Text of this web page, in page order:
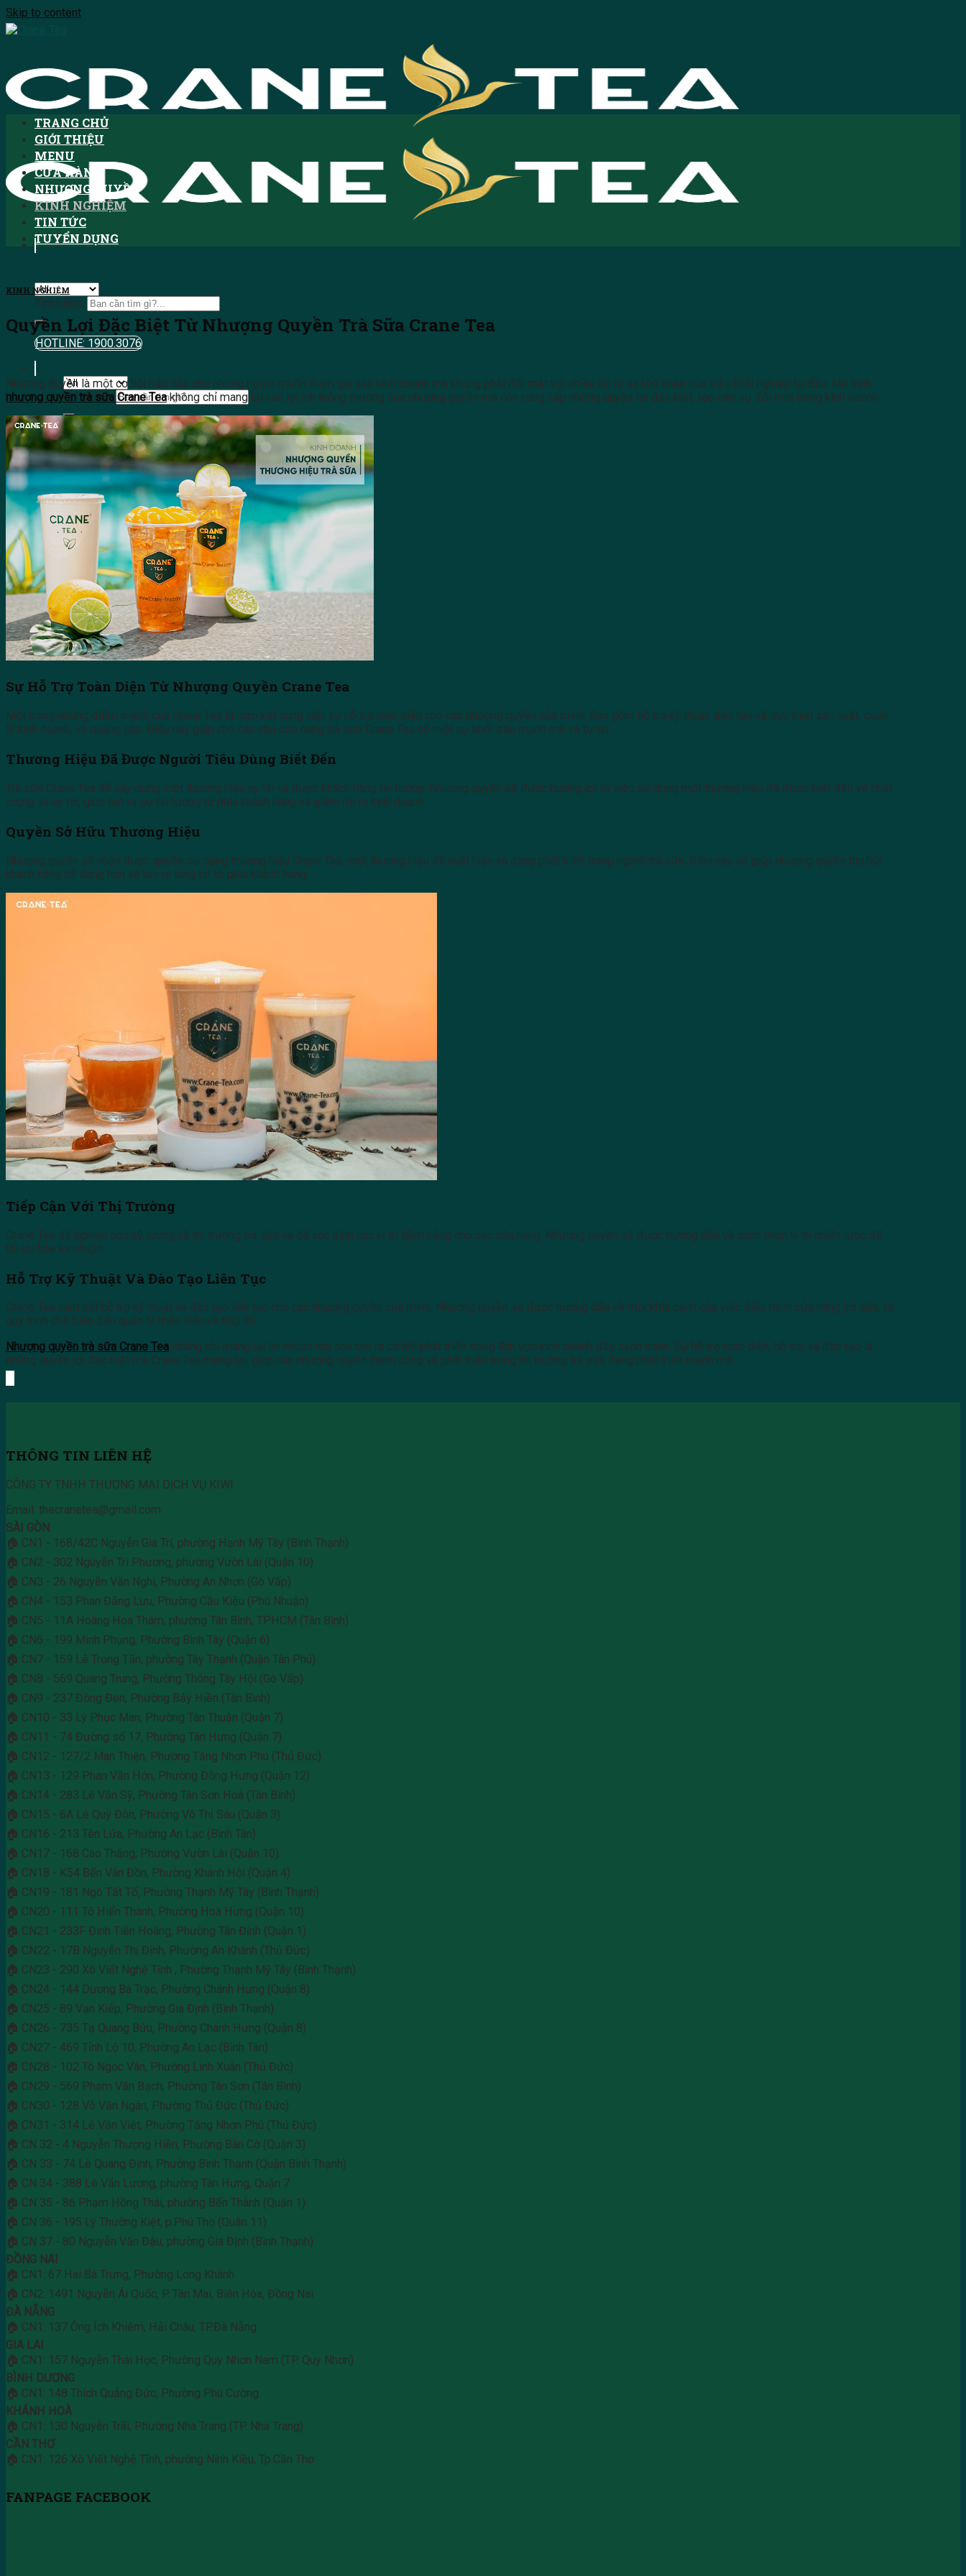
Skip to content
Tìm kiếm:
HOTLINE: 1900.3076
Tìm kiếm:
TRANG CHỦ
GIỚI THIỆU
MENU
CỬA HÀNG
NHƯỢNG QUYỀN
KINH NGHIỆM
TIN TỨC
TUYỂN DỤNG
KINH NGHIỆM
Quyền Lợi Đặc Biệt Từ Nhượng Quyền Trà Sữa Crane Tea
Nhượng quyền là một cơ hội hấp dẫn cho những người muốn tham gia vào kinh doanh mà không phải đối mặt với nhiều rủi ro và khó khăn của việc khởi nghiệp từ đầu. Mô hình
nhượng quyền trà sữa Crane Teakhông chỉ mang lại các lợi ích thông thường của nhượng quyền mà còn cung cấp những quyền lợi đặc biệt, tạo nên sự đổi mới trong kinh doanh.
Sự Hỗ Trợ Toàn Diện Từ Nhượng Quyền Crane Tea
Một trong những điểm mạnh của Crane Tea là cam kết cung cấp sự hỗ trợ toàn diện cho các nhượng quyền của mình. Bao gồm hỗ trợ kỹ thuật, đào tạo về quy trình sản xuất, quản
lý kinh doanh, và quảng cáo. Điều này giúp cho các chủ cửa hàng trà sữa Crane Tea có một sự khởi đầu mạnh mẽ và tự tin.
Thương Hiệu Đã Được Người Tiêu Dùng Biết Đến
Trà sữa Crane Tea đã xây dựng một thương hiệu uy tín và được khách hàng tin tưởng. Nhượng quyền sẽ được hưởng lợi từ việc sử dụng một thương hiệu đã được biết đến về chất
lượng và uy tín, giúp tạo ra sự tin tưởng từ phía khách hàng và giảm rủi ro kinh doanh.
Quyền Sở Hữu Thương Hiệu
Nhượng quyền sẽ nhận được quyền sử dụng thương hiệu Crane Tea, một thương hiệu đã xuất hiện và đang phát triển trong ngành trà sữa. Điều này sẽ giúp nhượng quyền thu hút
khách hàng dễ dàng hơn và tạo ra lòng tin từ phía khách hàng.
Tiếp Cận Với Thị Trường
Crane Tea đã nghiên cứu kỹ lưỡng về thị trường trà sữa và đã xác định các vị trí tiềm năng cho các cửa hàng. Nhượng quyền sẽ được hướng dẫn về cách chọn vị trí chiến lược để
tối ưu hóa lợi nhuận.
Hỗ Trợ Kỹ Thuật Và Đào Tạo Liên Tục
Crane Tea cam kết hỗ trợ kỹ thuật và đào tạo liên tục cho các nhượng quyền của mình. Nhượng quyền sẽ được hướng dẫn về mọi khía cạnh của việc điều hành cửa hàng trà sữa, từ
quy trình chế biến đến quản lý nhân viên và tiếp thị.
Nhượng quyền trà sữa Crane Tea không chỉ mang lại lợi nhuận mà còn tạo ra cơ hội phát triển trong lĩnh vực kinh doanh đầy cạnh tranh. Sự hỗ trợ toàn diện, hỗ trợ, và đào tạo là
những quyền lợi đặc biệt mà Crane Tea mang lại, giúp các nhượng quyền thành công và phát triển trong thị trường trà sữa đang phát triển mạnh mẽ.
THÔNG TIN LIÊN HỆ
CÔNG TY TNHH THƯƠNG MẠI DỊCH VỤ KIWI
Email: thecranetea@gmail.com
SÀI GÒN
🏠 CN1 - 168/42C Nguyễn Gia Trí, phường Hạnh Mỹ Tây (Bình Thạnh)
🏠 CN2 - 302 Nguyễn Tri Phương, phường Vườn Lài (Quận 10)
🏠 CN3 - 26 Nguyễn Văn Nghi, Phường An Nhơn (Gò Vấp)
🏠 CN4 - 153 Phan Đăng Lưu, Phường Cầu Kiệu (Phú Nhuận)
🏠 CN5 - 11A Hoàng Hoa Thám, phường Tân Bình, TP.HCM (Tân Bình)
🏠 CN6 - 199 Minh Phụng, Phường Bình Tây (Quận 6)
🏠 CN7 - 159 Lê Trọng Tấn, phường Tây Thạnh (Quận Tân Phú)
🏠 CN8 - 569 Quang Trung, Phường Thông Tây Hội (Gò Vấp)
🏠 CN9 - 237 Đồng Đen, Phường Bảy Hiền (Tân Bình)
🏠 CN10 - 33 Lý Phục Man, Phường Tân Thuận (Quận 7)
🏠 CN11 - 74 Đường số 17, Phường Tân Hưng (Quận 7)
🏠 CN12 - 127/2 Man Thiện, Phường Tăng Nhơn Phú (Thủ Đức)
🏠 CN13 - 129 Phan Văn Hớn, Phường Đông Hưng (Quận 12)
🏠 CN14 - 283 Lê Văn Sỹ, Phường Tân Sơn Hoà (Tân Bình)
🏠 CN15 - 6A Lê Quý Đôn, Phường Võ Thị Sáu (Quận 3)
🏠 CN16 - 213 Tên Lửa, Phường An Lạc (Bình Tân)
🏠 CN17 - 168 Cao Thắng, Phường Vườn Lài (Quận 10)
🏠 CN18 - K54 Bến Vân Đồn, Phường Khánh Hội (Quận 4)
🏠 CN19 - 181 Ngô Tất Tố, Phường Thạnh Mỹ Tây (Bình Thạnh)
🏠 CN20 - 111 Tô Hiến Thành, Phường Hoà Hưng (Quận 10)
🏠 CN21 - 233F Đinh Tiên Hoàng, Phường Tân Định (Quận 1)
🏠 CN22 - 17B Nguyễn Thị Định, Phường An Khánh (Thủ Đức)
🏠 CN23 - 290 Xô Viết Nghệ Tĩnh , Phường Thạnh Mỹ Tây (Bình Thạnh)
🏠 CN24 - 144 Dương Bá Trạc, Phường Chánh Hưng (Quận 8)
🏠 CN25 - 89 Vạn Kiếp, Phường Gia Định (Bình Thạnh)
🏠 CN26 - 735 Tạ Quang Bửu, Phường Chánh Hưng (Quận 8)
🏠 CN27 - 469 Tỉnh Lộ 10, Phường An Lạc (Bình Tân)
🏠 CN28 - 102 Tô Ngọc Vân, Phường Linh Xuân (Thủ Đức)
🏠 CN29 - 569 Phạm Văn Bạch, Phường Tân Sơn (Tân Bình)
🏠 CN30 - 128 Võ Văn Ngân, Phường Thủ Đức (Thủ Đức)
🏠 CN31 - 314 Lê Văn Việt, Phường Tăng Nhơn Phú (Thủ Đức)
🏠 CN 32 - 4 Nguyễn Thượng Hiền, Phường Bàn Cờ (Quận 3)
🏠 CN 33 - 74 Lê Quang Định, Phường Bình Thạnh (Quận Bình Thạnh)
🏠 CN 34 - 388 Lê Văn Lương, phường Tân Hưng, Quận 7
🏠 CN 35 - 86 Phạm Hồng Thái, phường Bến Thành (Quận 1)
🏠 CN 36 - 195 Lý Thường Kiệt, p.Phú Thọ (Quận 11)
🏠 CN 37 - 80 Nguyễn Văn Đậu, phường Gia Định (Bình Thạnh)
ĐỒNG NAI
🏠 CN1: 67 Hai Bà Trưng, Phường Long Khánh
🏠 CN2: 1491 Nguyễn Ái Quốc, P. Tân Mai, Biên Hòa, Đồng Nai
ĐÀ NẴNG
🏠 CN1: 137 Ông Ích Khiêm, Hải Châu, TP.Đà Nẵng
GIA LAI
🏠 CN1: 157 Nguyễn Thái Học, Phường Quy Nhơn Nam (TP. Quy Nhơn)
BÌNH DƯƠNG
🏠 CN1: 148 Thích Quảng Đức, Phường Phú Cường
KHÁNH HOÀ
🏠 CN1: 130 Nguyễn Trãi, Phường Nha Trang (TP. Nha Trang)
CẦN THƠ
🏠 CN1: 126 Xô Viết Nghệ Tĩnh, phường Ninh Kiều, Tp.Cần Thơ
FANPAGE FACEBOOK